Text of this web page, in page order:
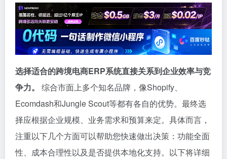
选择适合的跨境电商ERP系统直接关系到企业效率与竞
争力。
综合市面上多个知名品牌，像Shopify、
Ecomdash和Jungle Scout等都有各自的优势。最终选
择应根据企业规模、业务需求和预算来定。具体而言，
注重以下几个方面可以帮助您快速做出决策：功能全面
性、成本合理性以及是否提供本地化支持。以下将详细